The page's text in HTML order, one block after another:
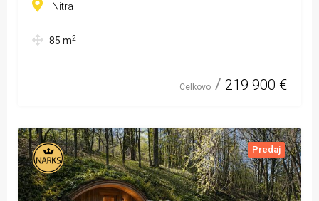
Nitra
85 m2
Celkovo 219 900 €
Predaj